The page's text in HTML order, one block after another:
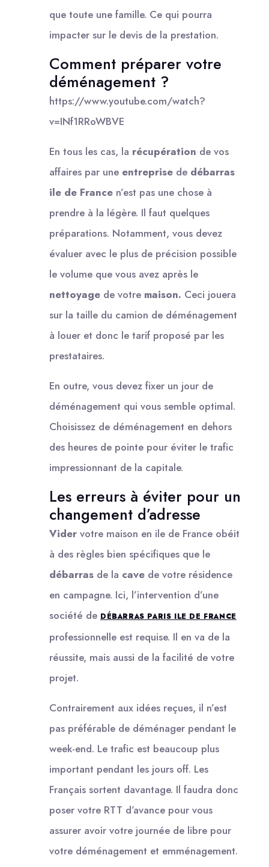
que toute une famille. Ce qui pourra
impacter sur le devis de la prestation.
Comment préparer votre
déménagement ?
https://www.youtube.com/watch?
v=INf1RRoWBVE
En tous les cas, la récupération de vos
affaires par une entreprise de débarras
ile de France n’est pas une chose à
prendre à la légère. Il faut quelques
préparations. Notamment, vous devez
évaluer avec le plus de précision possible
le volume que vous avez après le
nettoyage de votre maison. Ceci jouera
sur la taille du camion de déménagement
à louer et donc le tarif proposé par les
prestataires.
En outre, vous devez fixer un jour de
déménagement qui vous semble optimal.
Choisissez de déménagement en dehors
des heures de pointe pour éviter le trafic
impressionnant de la capitale.
Les erreurs à éviter pour un
changement d’adresse
Vider votre maison en ile de France obéit
à des règles bien spécifiques que le
débarras de la cave de votre résidence
en campagne. Ici, l’intervention d’une
société de DÉBARRAS PARIS ILE DE FRANCE
professionnelle est requise. Il en va de la
réussite, mais aussi de la facilité de votre
projet.
Contrairement aux idées reçues, il n’est
pas préférable de déménager pendant le
week-end. Le trafic est beaucoup plus
important pendant les jours off. Les
Français sortent davantage. Il faudra donc
poser votre RTT d’avance pour vous
assurer avoir votre journée de libre pour
votre déménagement et emménagement.